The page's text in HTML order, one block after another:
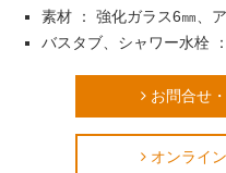
素材 ： 強化ガラス6㎜、
バスタブ、シャワー水栓
お問合せ
オンライ